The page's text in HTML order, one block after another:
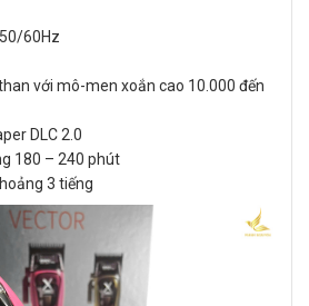
60Hz
với mô-men xoắn cao 10.000 đến
DLC 2.0
180 – 240 phút
3 tiếng